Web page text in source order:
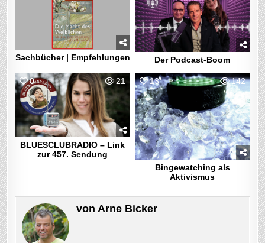
Sachbücher | Empfehlungen Der Podcast-Boom
0 21
BLUESCLUBRADIO – Link
zur 457. Sendung
13 142
Bingewatching als
Aktivismus
vonArne Bicker